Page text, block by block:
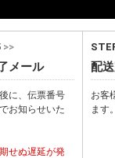
>>
メール
に、伝票番号
お知らせいた
せぬ遅延が発
配
お客
ます。